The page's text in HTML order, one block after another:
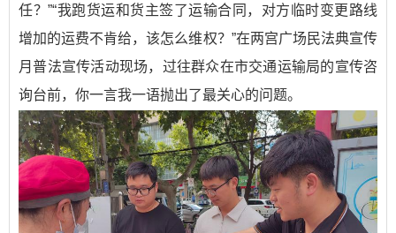
任？”“我跑货运和货主签了运输合同，对方临时变更路线
增加的运费不肯给，该怎么维权？”在两宫广场民法典宣传
月普法宣传活动现场，过往群众在市交通运输局的宣传咨
询台前，你一言我一语抛出了最关心的问题。